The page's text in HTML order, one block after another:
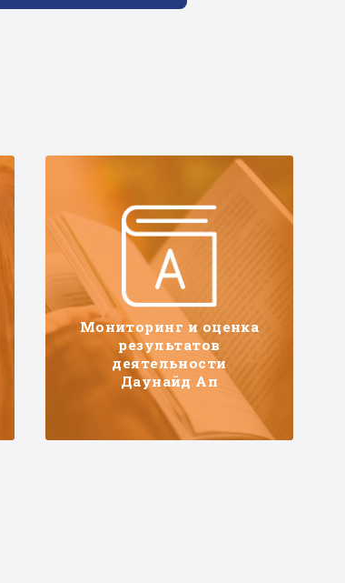
Мониторинг и оценка
результатов
деятельности
Даунайд Ап